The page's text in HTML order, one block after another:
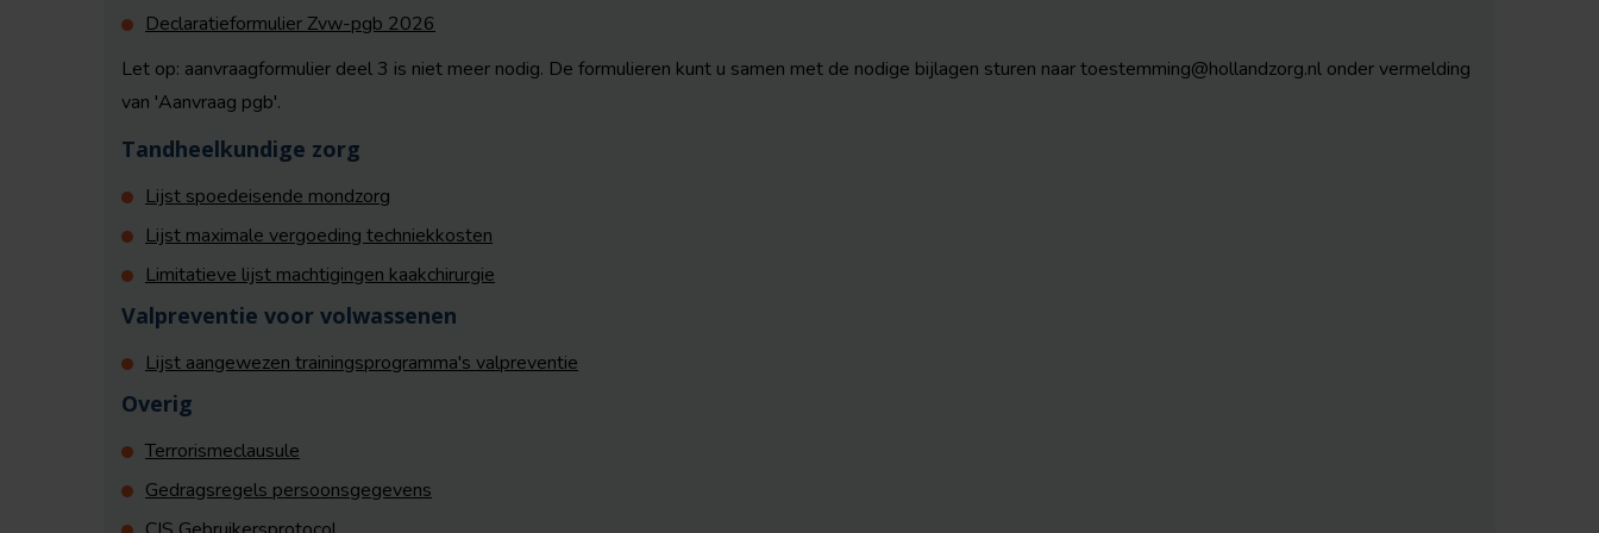
Declaratieformulier Zvw-pgb 2026
Let op: aanvraagformulier deel 3 is niet meer nodig. De formulieren kunt u samen met de nodige bijlagen sturen naar toestemming@hollandzorg.nl onder vermelding
van 'Aanvraag pgb'.
Tandheelkundige zorg
Lijst spoedeisende mondzorg
Lijst maximale vergoeding techniekkosten
Limitatieve lijst machtigingen kaakchirurgie
Valpreventie voor volwassenen
Lijst aangewezen trainingsprogramma's valpreventie
Overig
Terrorismeclausule
Gedragsregels persoonsgegevens